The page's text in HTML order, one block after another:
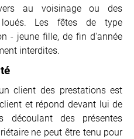
au voisinage ou des
Les fêtes de type
- jeune fille, de fin d'année
interdites.
client des prestations est
et répond devant lui de
découlant des présentes
ne peut être tenu pour